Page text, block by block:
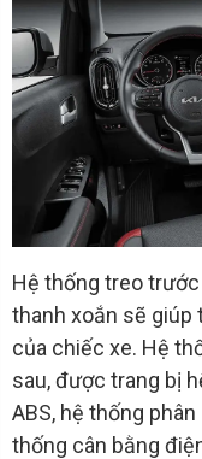
Hệ thống treo
thanh xoắn sẽ giúp
của chiếc xe. Hệ
sau, được trang bị
ABS, hệ thống
thống cân bằng